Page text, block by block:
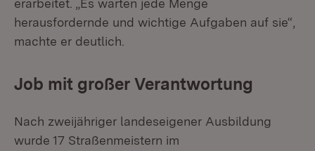
erarbeitet. „Es warten jede Menge
herausfordernde und wichtige Aufgaben auf sie“,
machte er deutlich.
Job mit großer Verantwortung
Nach zweijähriger landeseigener Ausbildung
wurde 17 Straßenmeistern im